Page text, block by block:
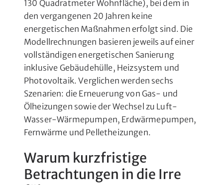
130 Quadratmeter Wohnfläche), bei dem in
den vergangenen 20 Jahren keine
energetischen Maßnahmen erfolgt sind. Die
Modellrechnungen basieren jeweils auf einer
vollständigen energetischen Sanierung
inklusive Gebäudehülle, Heizsystem und
Photovoltaik. Verglichen werden sechs
Szenarien: die Erneuerung von Gas- und
Ölheizungen sowie der Wechsel zu Luft-
Wasser-Wärmepumpen, Erdwärmepumpen,
Fernwärme und Pelletheizungen.
Warum kurzfristige
Betrachtungen in die Irre